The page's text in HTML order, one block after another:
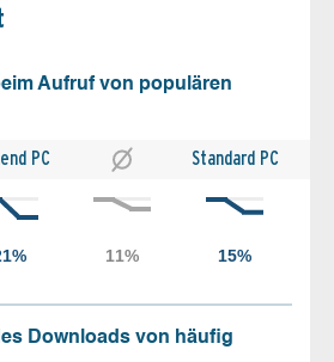
Aufruf von populären
PC Standard PC
Downloads von häufig